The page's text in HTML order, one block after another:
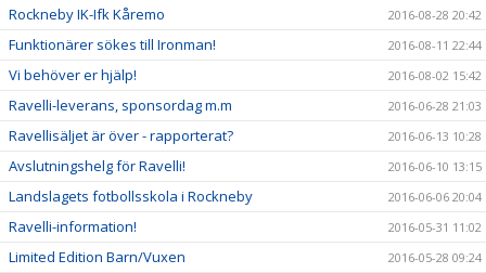
Rockneby IK-Ifk Kåremo 2016-08-28 20:42
Funktionärer sökes till Ironman! 2016-08-11 22:44
Vi behöver er hjälp! 2016-08-02 15:42
Ravelli-leverans, sponsordag m.m 2016-06-28 21:03
Ravellisäljet är över - rapporterat? 2016-06-13 10:28
Avslutningshelg för Ravelli! 2016-06-10 13:15
Landslagets fotbollsskola i Rockneby 2016-06-06 20:04
Ravelli-information! 2016-05-31 11:02
Limited Edition Barn/Vuxen 2016-05-28 09:24